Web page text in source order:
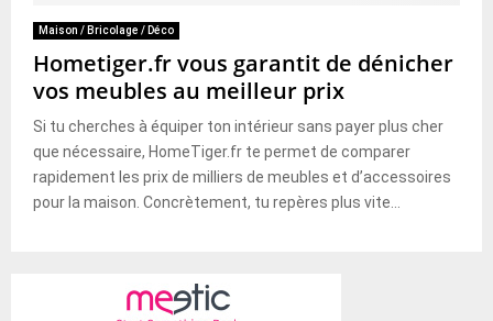
Maison / Bricolage / Déco
Hometiger.fr vous garantit de dénicher
vos meubles au meilleur prix
Si tu cherches à équiper ton intérieur sans payer plus cher
que nécessaire, HomeTiger.fr te permet de comparer
rapidement les prix de milliers de meubles et d’accessoires
pour la maison. Concrètement, tu repères plus vite...